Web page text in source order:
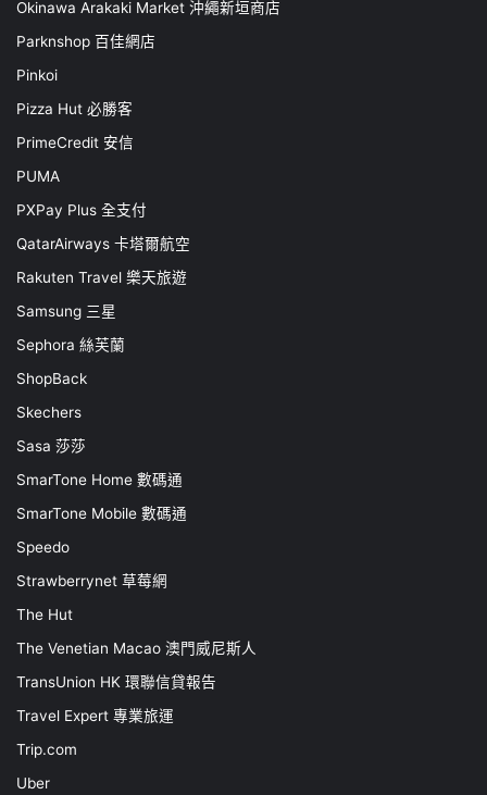
Okinawa Arakaki Market 沖繩新垣商店
Parknshop 百佳網店
Pinkoi
Pizza Hut 必勝客
PrimeCredit 安信
PUMA
PXPay Plus 全支付
QatarAirways 卡塔爾航空
Rakuten Travel 樂天旅遊
Samsung 三星
Sephora 絲芙蘭
ShopBack
Skechers
Sasa 莎莎
SmarTone Home 數碼通
SmarTone Mobile 數碼通
Speedo
Strawberrynet 草莓網
The Hut
The Venetian Macao 澳門威尼斯人
TransUnion HK 環聯信貸報告
Travel Expert 專業旅運
Trip.com
Uber